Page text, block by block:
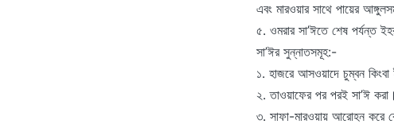
এবং মারওয়ার সাথে পায়ের
৫. ওমরার সা’ঈতে শেষ পর্যন্ত
সা’ঈর সুন্নাতসমূহ:-
১. হাজরে আসওয়াদে চুম্বন
২. তাওয়াফের পর পরই সা’ঈ করা।
৩. সাফা-মারওয়ায় আরোহন করে